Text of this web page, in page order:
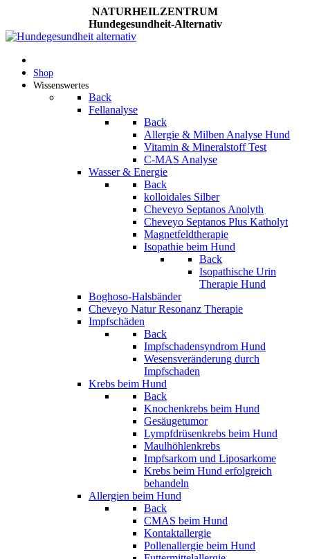
NATURHEILZENTRUM
Hundegesundheit-Alternativ
Shop
Wissenswertes
Back
Fellanalyse
Back
Allergie & Milben Analyse Hund
Vitamin & Mineralstoff Test
C-MAS Analyse
Wasser & Energie
Back
kolloidales Silber
Cheveyo Septanos Anolyth
Cheveyo Septanos Plus Katholyt
Magnetfeldtherapie
Isopathie beim Hund
Back
Isopathische Urin
Therapie Hund
Boghoso-Halsbänder
Cheveyo Natur Resonanz Therapie
Impfschäden
Back
Impfschadensyndrom Hund
Wesensveränderung durch
Impfschaden
Krebs beim Hund
Back
Knochenkrebs beim Hund
Gesäugetumor
Lympfdrüsenkrebs beim Hund
Maulhöhlenkrebs
Impfsarkom und Liposarkome
Krebs beim Hund erfolgreich
behandeln
Allergien beim Hund
Back
CMAS beim Hund
Kontaktallergie
Pollenallergie beim Hund